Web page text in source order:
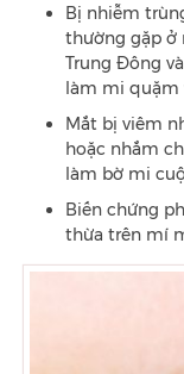
Bị nhiễm
thường gặp ở
Trung Đông
làm mi quặm
Mắt bị viêm
hoặc nhắm
làm bờ mi
Biến chứng
thừa trên mí